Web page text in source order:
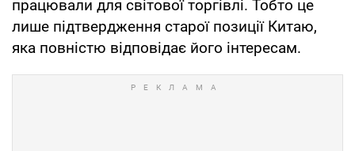
працювали для світової торгівлі. Тобто це
лише підтвердження старої позиції Китаю,
яка повністю відповідає його інтересам.